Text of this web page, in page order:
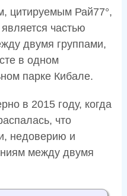
цитируемым Рай77°,
частью
двумя группами,
в одном
парке Кибале.
в 2015 году, когда
что
недоверию и
между двумя